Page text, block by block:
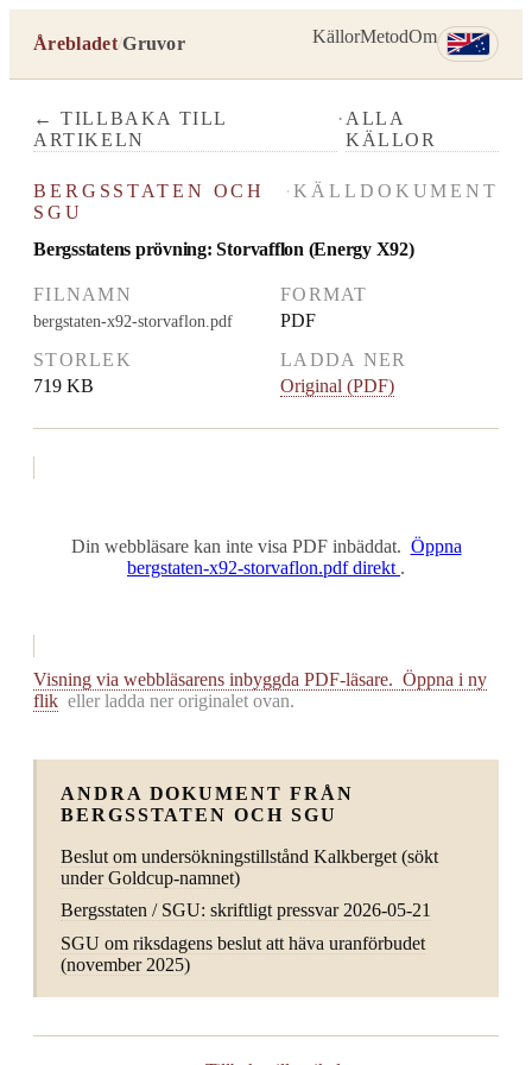
Årebladet/Gruvor KällorMetodOm
← TILLBAKA TILL
ARTIKELN
· ALLA
KÄLLOR
BERGSSTATEN OCH
SGU
·KÄLLDOKUMENT
Bergsstatens prövning: Storvafflon (Energy X92)
FILNAMN
bergstaten-x92-storvaflon.pdf
FORMAT
PDF
STORLEK
719 KB
LADDA NER
Original (PDF)
Din webbläsare kan inte visa PDF inbäddat. Öppna
bergstaten-x92-storvaflon.pdf direkt .
Visning via webbläsarens inbyggda PDF-läsare. Öppna i ny
flik eller ladda ner originalet ovan.
ANDRA DOKUMENT FRÅN
BERGSSTATEN OCH SGU
Beslut om undersökningstillstånd Kalkberget (sökt
under Goldcup-namnet)
Bergsstaten / SGU: skriftligt pressvar 2026-05-21
SGU om riksdagens beslut att häva uranförbudet
(november 2025)